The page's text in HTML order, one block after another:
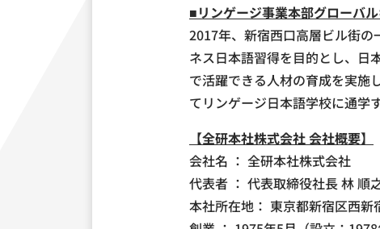
■リンゲージ事業本部グローバ
2017年、新宿西口高層ビル街
ネス日本語習得を目的とし、日
で活躍できる人材の育成を実施
てリンゲージ日本語学校に通学
【全研本社株式会社 会社概要】
会社名 ： 全研本社株式会社
代表者 ： 代表取締役社長 林 順
本社所在地： 東京都新宿区西